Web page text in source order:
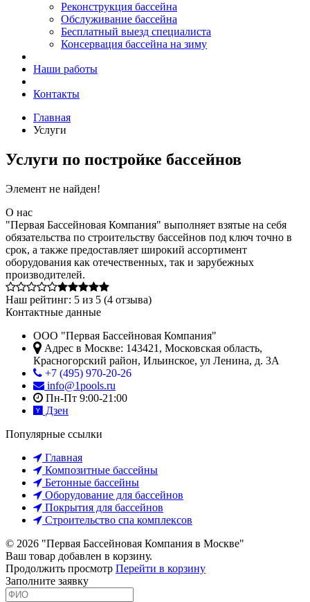
Реконструкция бассейна
Обслуживание бассейна
Бесплатный выезд специалиста
Консервация бассейна на зиму
Наши работы
Контакты
Главная
Услуги
Услуги по постройке бассейнов
Элемент не найден!
О нас
"Первая Бассейновая Компания" выполняет взятые на себя
обязательства по строительству бассейнов под ключ точно в
срок, а также предоставляет широкий ассортимент
оборудования как отечественных, так и зарубежных
производителей.
Наш рейтинг: 5 из 5 (4 отзыва)
Контактные данные
ООО "Первая Бассейновая Компания"
Адрес в Москве: 143421 , Московская область,
Красногорский район, Ильинское, ул Ленина, д. 3А
+7 (495) 970-20-26
info@1pools.ru
Пн-Пт 9:00-21:00
Дзен
Популярные ссылки
Главная
Композитные бассейны
Бетонные бассейны
Оборудование для бассейнов
Покрытия для бассейнов
Строительство спа комплексов
© 2026 "Первая Бассейновая Компания в Москве"
Ваш товар добавлен в корзину.
Продолжить просмотр Перейти в корзину
Заполните заявку